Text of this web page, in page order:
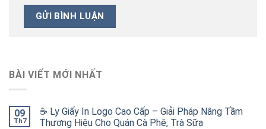
BÀI VIẾT MỚI NHẤT
09
Th7
☕ Ly Giấy In Logo Cao Cấp – Giải Pháp Nâng Tầm
Thương Hiệu Cho Quán Cà Phê, Trà Sữa